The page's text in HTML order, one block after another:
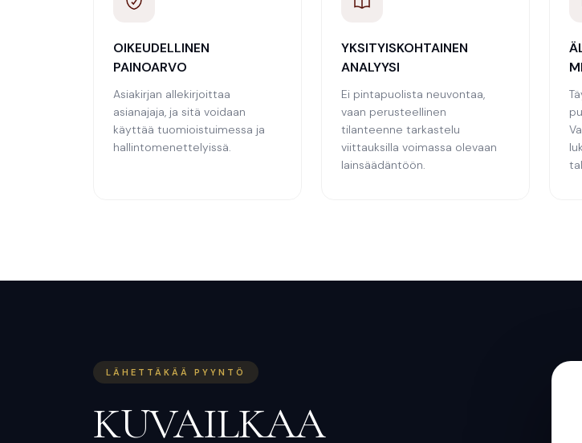
OIKEUDELLINEN
PAINOARVO
Asiakirjan allekirjoittaa
asianajaja, ja sitä voidaan
käyttää tuomioistuimessa ja
hallintomenettelyissä.
YKSITYISKOHTAINEN
ANALYYSI
Ei pintapuolista neuvontaa,
vaan perusteellinen
tilanteenne tarkastelu
viittauksilla voimassa olevaan
lainsäädäntöön.
LÄHETTÄKÄÄ PYYNTÖ
KUVAILKAA